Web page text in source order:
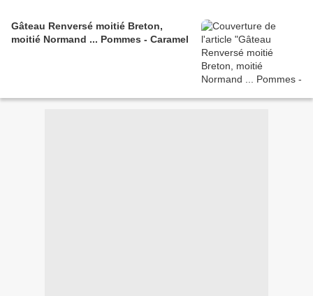
Gâteau Renversé moitié Breton,
moitié Normand ... Pommes - Caramel